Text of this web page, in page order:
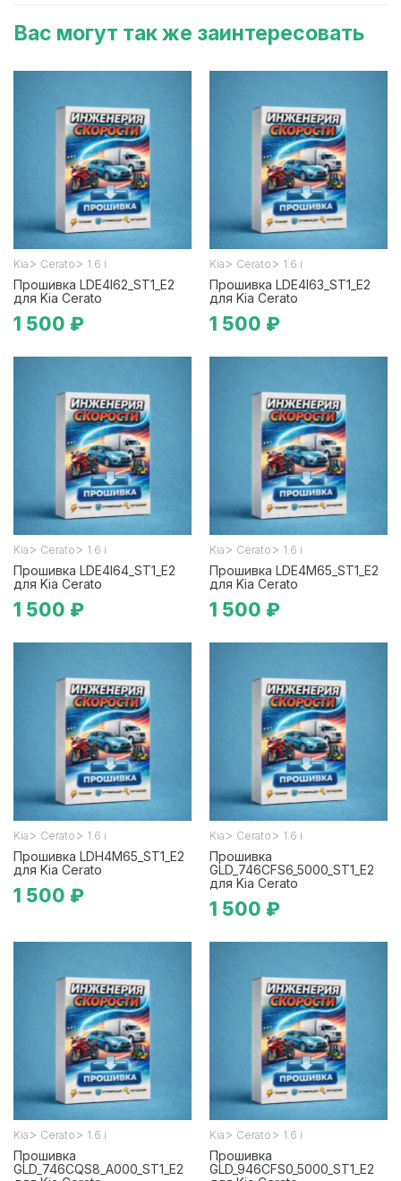
Вас могут так же заинтересовать
Kia > Cerato > 1.6 i
Прошивка LDE4I62_ST1_E2
для Kia Cerato
1 500 ₽
Kia > Cerato > 1.6 i
Прошивка LDE4I63_ST1_E2
для Kia Cerato
1 500 ₽
Kia > Cerato > 1.6 i
Прошивка LDE4I64_ST1_E2
для Kia Cerato
1 500 ₽
Kia > Cerato > 1.6 i
Прошивка LDE4M65_ST1_E2
для Kia Cerato
1 500 ₽
Kia > Cerato > 1.6 i
Прошивка LDH4M65_ST1_E2
для Kia Cerato
1 500 ₽
Kia > Cerato > 1.6 i
Прошивка
GLD_746CFS6_5000_ST1_E2
для Kia Cerato
1 500 ₽
Kia > Cerato > 1.6 i
Прошивка
GLD_746CQS8_A000_ST1_E2
Kia > Cerato > 1.6 i
Прошивка
GLD_946CFS0_5000_ST1_E2